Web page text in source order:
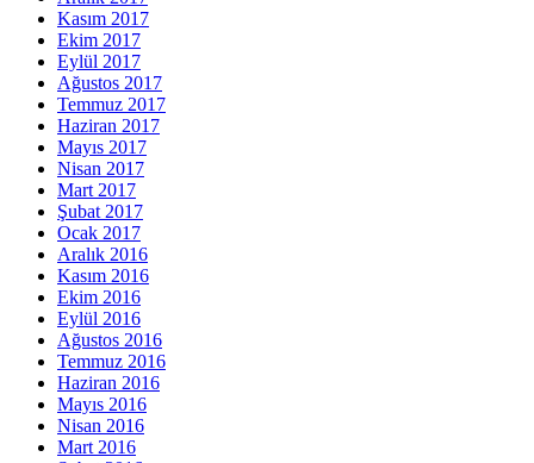
Kasım 2017
Ekim 2017
Eylül 2017
Ağustos 2017
Temmuz 2017
Haziran 2017
Mayıs 2017
Nisan 2017
Mart 2017
Şubat 2017
Ocak 2017
Aralık 2016
Kasım 2016
Ekim 2016
Eylül 2016
Ağustos 2016
Temmuz 2016
Haziran 2016
Mayıs 2016
Nisan 2016
Mart 2016